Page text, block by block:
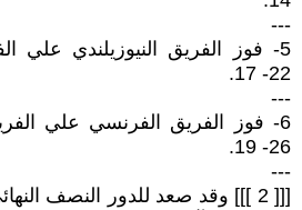
---
5- فوز الفريق النيوزيلندي علي
22- 17.
---
6- فوز الفريق الفرنسي علي
26- 19.
---
[[[ 2 ]]] وقد صعد للدور النصف